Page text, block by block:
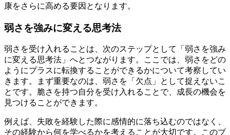
康をさらに高める要因となります。
弱さを強みに変える思考法
弱さを受け入れることは、次のステップとして「弱さを強み
に変える思考法」へとつながります。ここでは、弱さをどの
ようにプラスに転換することができるかについて考察してい
きます。まず重要なのは、弱さを「欠点」として捉えないこ
とです。脆さを持つ自分を受け入れることで、成長の機会を
見つけることができます。
例えば、失敗を経験した際に感情的に落ち込むのではなく、
その経験から何を学べるかを考えることが大切です。このプ